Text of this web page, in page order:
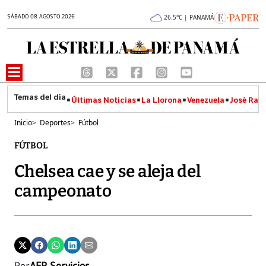
SÁBADO 08 AGOSTO 2026 26.5°C | PANAMÁ
Últimas Noticias La Llorona Venezuela José
Inicio> Deportes> Fútbol
FÚTBOL
Chelsea cae y se aleja del
campeonato